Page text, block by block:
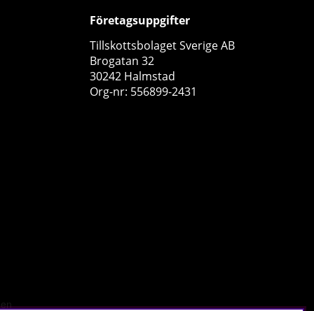
Företagsuppgifter
Tillskottsbolaget Sverige AB
Brogatan 32
30242 Halmstad
Org-nr: 556899-2431